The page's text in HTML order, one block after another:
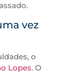
vez
o
Lopes. O